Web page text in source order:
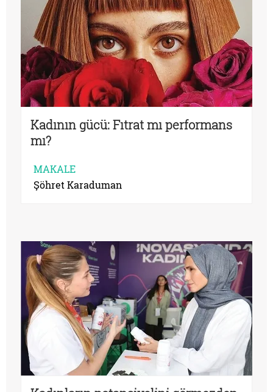
Kadının gücü: Fıtrat mı performans
mı?
MAKALE
Şöhret Karaduman